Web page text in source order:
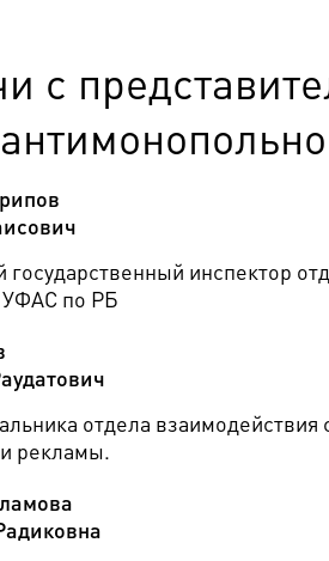
с
государственный инспектор
по РБ
отдела
рекламы.